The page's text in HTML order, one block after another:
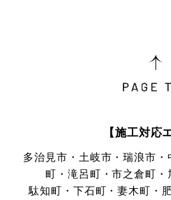
【施工対応
多治見市・土岐市・瑞浪市
町・滝呂町・市之倉町・
駄知町・下石町・妻木町・